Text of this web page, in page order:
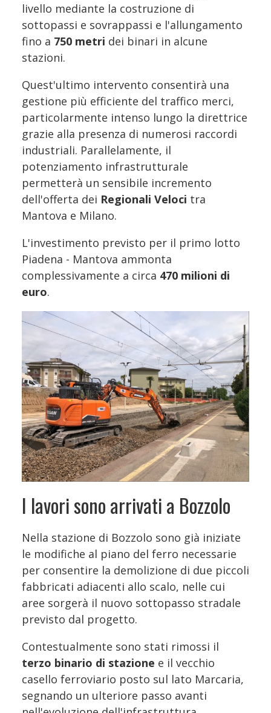
livello mediante la costruzione di
sottopassi e sovrappassi e l'allungamento
fino a 750 metri dei binari in alcune
stazioni.
Quest'ultimo intervento consentirà una
gestione più efficiente del traffico merci,
particolarmente intenso lungo la direttrice
grazie alla presenza di numerosi raccordi
industriali. Parallelamente, il
potenziamento infrastrutturale
permetterà un sensibile incremento
dell'offerta dei Regionali Veloci tra
Mantova e Milano.
L'investimento previsto per il primo lotto
Piadena - Mantova ammonta
complessivamente a circa 470 milioni di
euro.
I lavori sono arrivati a Bozzolo
Nella stazione di Bozzolo sono già iniziate
le modifiche al piano del ferro necessarie
per consentire la demolizione di due piccoli
fabbricati adiacenti allo scalo, nelle cui
aree sorgerà il nuovo sottopasso stradale
previsto dal progetto.
Contestualmente sono stati rimossi il
terzo binario di stazione e il vecchio
casello ferroviario posto sul lato Marcaria,
segnando un ulteriore passo avanti